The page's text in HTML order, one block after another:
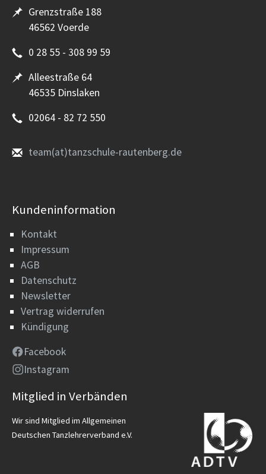
Grenzstraße 188
46562 Voerde
0 28 55 - 308 99 59
Alleestraße 64
46535 Dinslaken
02064 - 82 72 550
team(at)tanzschule-rautenberg.de
Kundeninformation
Kontakt
Impressum
AGB
Datenschutz
Newsletter
Vertrag widerrufen
Kündigung
Facebook
Instagram
Mitglied in Verbänden
Wir sind Mitglied im Allgemeinen
Deutschen Tanzlehrerverband e.V.